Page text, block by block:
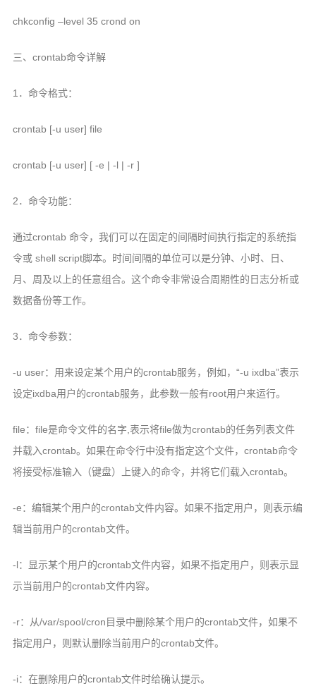
chkconfig –level 35 crond on
三、crontab命令详解
1．命令格式：
crontab [-u user] file
crontab [-u user] [ -e | -l | -r ]
2．命令功能：
通过crontab 命令，我们可以在固定的间隔时间执行指定的系统指
令或 shell script脚本。时间间隔的单位可以是分钟、小时、日、
月、周及以上的任意组合。这个命令非常设合周期性的日志分析或
数据备份等工作。
3．命令参数：
-u user：用来设定某个用户的crontab服务，例如，“-u ixdba”表示
设定ixdba用户的crontab服务，此参数一般有root用户来运行。
file：file是命令文件的名字,表示将file做为crontab的任务列表文件
并载入crontab。如果在命令行中没有指定这个文件，crontab命令
将接受标准输入（键盘）上键入的命令，并将它们载入crontab。
-e：编辑某个用户的crontab文件内容。如果不指定用户，则表示编
辑当前用户的crontab文件。
-l：显示某个用户的crontab文件内容，如果不指定用户，则表示显
示当前用户的crontab文件内容。
-r：从/var/spool/cron目录中删除某个用户的crontab文件，如果不
指定用户，则默认删除当前用户的crontab文件。
-i：在删除用户的crontab文件时给确认提示。